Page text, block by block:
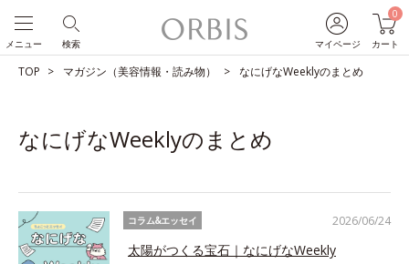
マイページ
0
カート
検索
メニュー
TOP マガジン（美容情報・読み物） なにげなWeeklyのまとめ
なにげなWeeklyのまとめ
2026/06/24
コラム&エッセイ
太陽がつくる宝石｜なにげなWeekly